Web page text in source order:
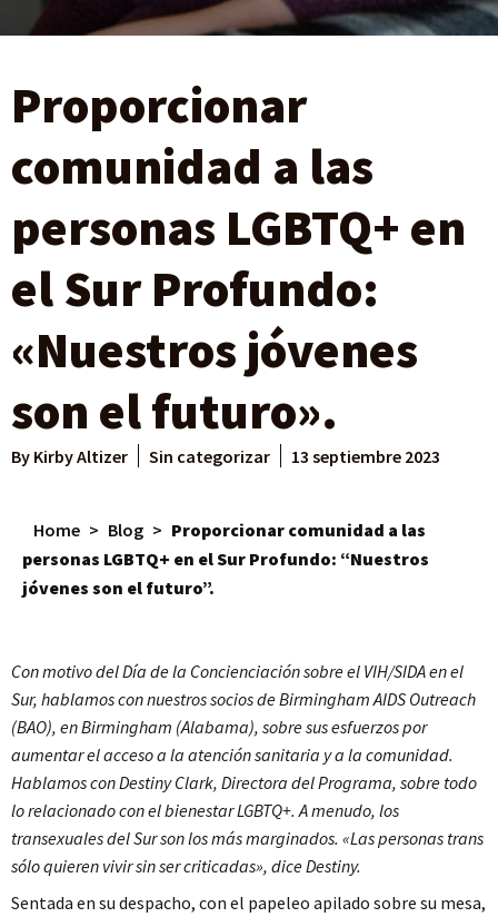
Proporcionar
comunidad a las
personas LGBTQ+ en
el Sur Profundo:
«Nuestros jóvenes
son el futuro».
By Kirby Altizer Sin categorizar 13 septiembre 2023
Home > Blog > Proporcionar comunidad a las
personas LGBTQ+ en el Sur Profundo: “Nuestros
jóvenes son el futuro”.
Con motivo del Día de la Concienciación sobre el VIH/SIDA en el
Sur, hablamos con nuestros socios de Birmingham AIDS Outreach
(BAO), en Birmingham (Alabama), sobre sus esfuerzos por
aumentar el acceso a la atención sanitaria y a la comunidad.
Hablamos con Destiny Clark, Directora del Programa, sobre todo
lo relacionado con el bienestar LGBTQ+. A menudo, los
transexuales del Sur son los más marginados. «Las personas trans
sólo quieren vivir sin ser criticadas», dice Destiny.
Sentada en su despacho, con el papeleo apilado sobre su mesa,